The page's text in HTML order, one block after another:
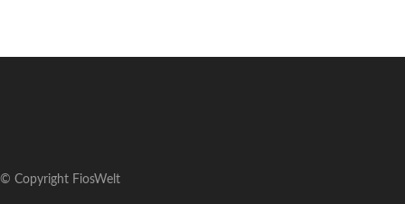
© Copyright FiosWelt